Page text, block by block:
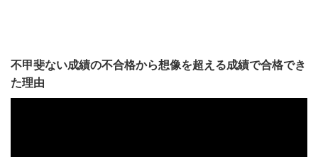
不甲斐ない成績の不合格から想像を超える成績で合格でき
た理由